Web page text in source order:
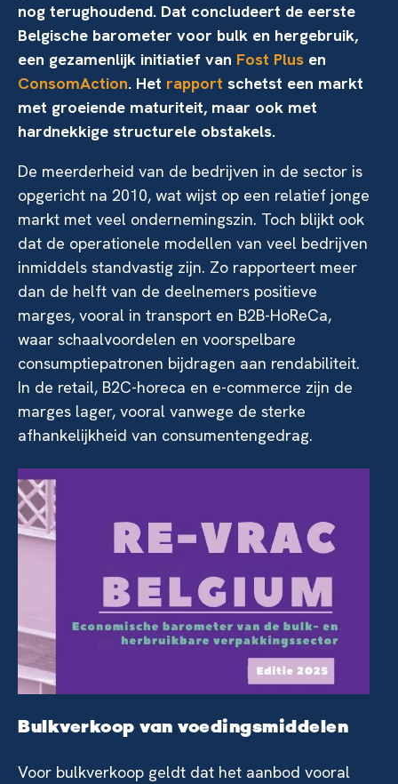
nog terughoudend. Dat concludeert de eerste
Belgische barometer voor bulk en hergebruik,
een gezamenlijk initiatief van Fost Plus en
ConsomAction. Het rapport schetst een markt
met groeiende maturiteit, maar ook met
hardnekkige structurele obstakels.
De meerderheid van de bedrijven in de sector is
opgericht na 2010, wat wijst op een relatief jonge
markt met veel ondernemingszin. Toch blijkt ook
dat de operationele modellen van veel bedrijven
inmiddels standvastig zijn. Zo rapporteert meer
dan de helft van de deelnemers positieve
marges, vooral in transport en B2B-HoReCa,
waar schaalvoordelen en voorspelbare
consumptiepatronen bijdragen aan rendabiliteit.
In de retail, B2C-horeca en e-commerce zijn de
marges lager, vooral vanwege de sterke
afhankelijkheid van consumentengedrag.
Bulkverkoop van voedingsmiddelen
Voor bulkverkoop geldt dat het aanbod vooral